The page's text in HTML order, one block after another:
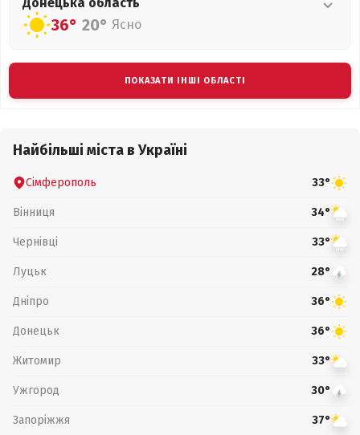
36° 20° Ясно
ПОКАЗАТИ ІНШІ ОБЛАСТІ
Найбільші міста в Україні
Сімферополь 33°
Вінниця 34°
Чернівці 33°
Луцьк 28°
Дніпро 36°
Донецьк 36°
Житомир 33°
Ужгород 30°
Запоріжжя 37°